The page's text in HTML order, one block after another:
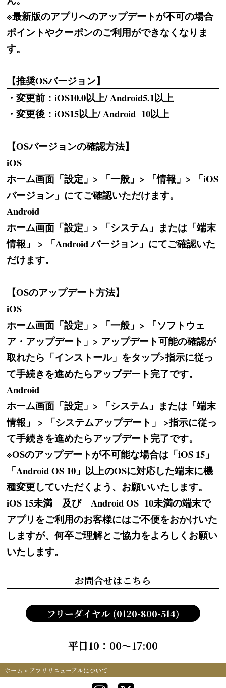
※最新版のアプリへのアップデートが不可の場合
ポイントやクーポンのご利用ができなくなりま
す。
【推奨OSバージョン】
・変更前：iOS10.0以上/ Android5.1以上
・変更後：iOS15以上/ Android 10以上
【OSバージョンの確認方法】
iOS
ホーム画面「設定」> 「一般」> 「情報」> 「iOS
バージョン」にてご確認いただけます。
Android
ホーム画面「設定」> 「システム」または「端末
情報」 > 「Android バージョン」にてご確認いた
だけます。
【OSのアップデート方法】
iOS
ホーム画面「設定」> 「一般」> 「ソフトウェ
ア・アップデート」> アップデート可能の確認が
取れたら「インストール」をタップ>指示に従っ
て手続きを進めたらアップデート完了です。
Android
ホーム画面「設定」> 「システム」または「端末
情報」 > 「システムアップデート」 >指示に従っ
て手続きを進めたらアップデート完了です。
※OSのアップデートが不可能な場合は「iOS 15」
「Android OS 10」以上のOSに対応した端末に機
種変更していただくよう、お願いいたします。
iOS 15未満 及び Android OS 10未満の端末で
アプリをご利用のお客様にはご不便をおかけいた
しますが、何卒ご理解とご協力をよろしくお願い
いたします。
お問合せはこちら
フリーダイヤル (0120-800-514)
平日10：00～17:00
ホーム » アプリリニューアルについて